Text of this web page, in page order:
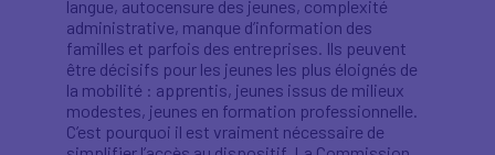
langue, autocensure des jeunes, complexité
administrative, manque d’information des
familles et parfois des entreprises. Ils peuvent
être décisifs pour les jeunes les plus éloignés de
la mobilité : apprentis, jeunes issus de milieux
modestes, jeunes en formation professionnelle.
C’est pourquoi il est vraiment nécessaire de